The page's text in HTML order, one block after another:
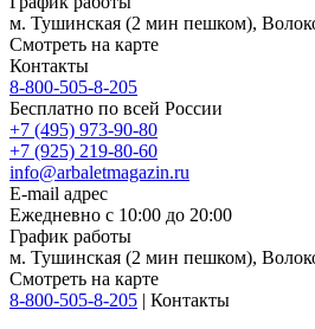
м. Тушинская (2 мин пешком),
Смотреть на карте
Контакты
8-800-505-8-205
Бесплатно по всей России
+7 (495) 973-90-80
+7 (925) 219-80-60
info@arbaletmagazin.ru
E-mail адрес
Ежедневно с 10:00 до 20:00
График работы
м. Тушинская (2 мин пешком),
Смотреть на карте
8-800-505-8-205 | Контакты